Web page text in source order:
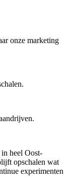
onze marketing
heel Oost-
opschalen wat
experimenten